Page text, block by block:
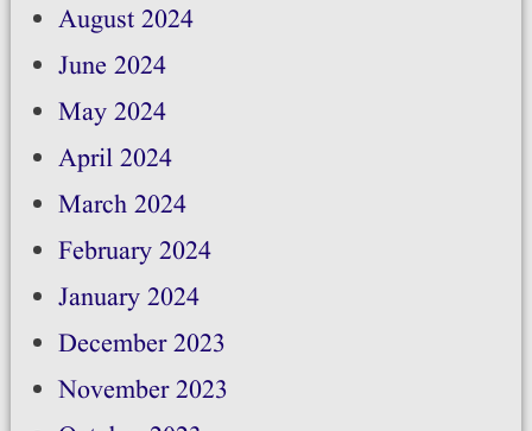
August 2024
June 2024
May 2024
April 2024
March 2024
February 2024
January 2024
December 2023
November 2023